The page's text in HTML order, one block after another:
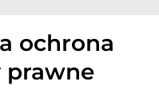
ochrona
prawne